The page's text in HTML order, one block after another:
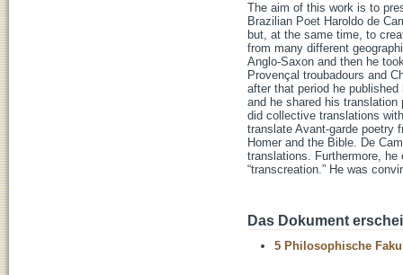
The aim of this work is to
Brazilian Poet Haroldo de
but, at the same time, to
from many different
Anglo-Saxon and then he
Provençal troubadours and
after that period he
and he shared his
did collective translations
translate Avant-garde poetry
Homer and the Bible. De
translations. Furthermore,
“transcreation.” He was
Das Dokument
5 Philosophische